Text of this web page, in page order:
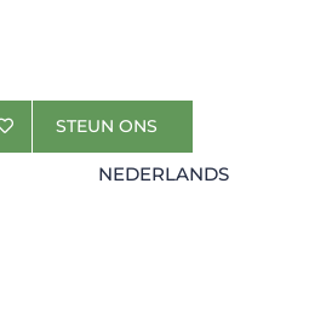
STEUN ONS
NEDERLANDS